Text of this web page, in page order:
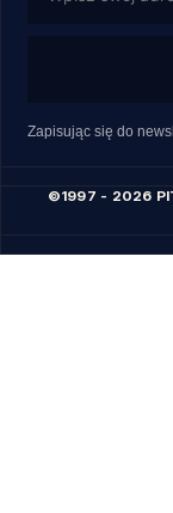
Zapisując się do
©1997 - 2026